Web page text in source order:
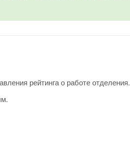
рейтинга о работе отделения.